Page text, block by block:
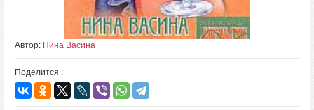
Автор: Нина Васина
Поделится :